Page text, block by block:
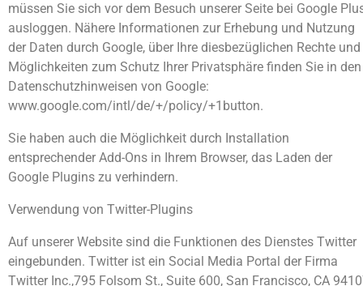
müssen Sie sich vor dem Besuch unserer Seite bei Google
ausloggen. Nähere Informationen zur Erhebung und Nutzung
der Daten durch Google, über Ihre diesbezüglichen Rechte und
Möglichkeiten zum Schutz Ihrer Privatsphäre finden Sie in den
Datenschutzhinweisen von Google:
www.google.com/intl/de/+/policy/+1button.
Sie haben auch die Möglichkeit durch Installation
entsprechender Add-Ons in Ihrem Browser, das Laden der
Google Plugins zu verhindern.
Verwendung von Twitter-Plugins
Auf unserer Website sind die Funktionen des Dienstes Twitter
eingebunden. Twitter ist ein Social Media Portal der Firma
Twitter Inc.,795 Folsom St., Suite 600, San Francisco, CA